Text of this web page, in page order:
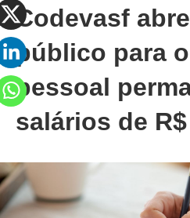
Codevasf
público para
pessoal
salários de